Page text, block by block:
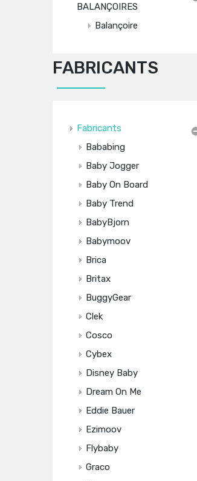
BALANÇOIRES
Balançoire
FABRICANTS
Fabricants
Bababing
Baby Jogger
Baby On Board
Baby Trend
BabyBjorn
Babymoov
Brica
Britax
BuggyGear
Clek
Cosco
Cybex
Disney Baby
Dream On Me
Eddie Bauer
Ezimoov
Flybaby
Graco